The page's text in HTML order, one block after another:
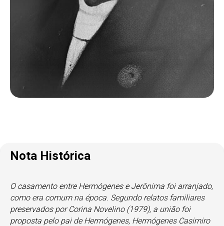
Nota Histórica
O casamento entre Hermógenes e Jerônima foi arranjado,
como era comum na época. Segundo relatos familiares
preservados por Corina Novelino (1979), a união foi
proposta pelo pai de Hermógenes, Hermógenes Casimiro